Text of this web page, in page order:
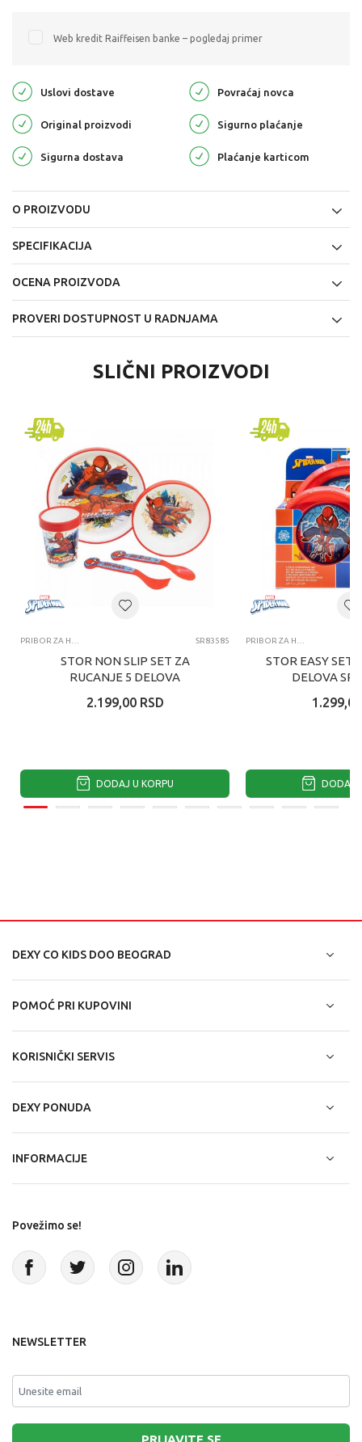
Web kredit Raiffeisen banke – pogledaj primer
Uslovi dostave Povraćaj novca
Original proizvodi Sigurno plaćanje
Sigurna dostava Plaćanje karticom
O PROIZVODU
SPECIFIKACIJA
OCENA PROIZVODA
PROVERI DOSTUPNOST U RADNJAMA
SLIČNI PROIZVODI
PRIBOR ZA HRANJENJE SR83585
STOR NON SLIP SET ZA
RUCANJE 5 DELOVA
2.199,00 RSD
DODAJ U KORPU
PRIBOR ZA HRANJENJE
STOR EASY SET
DELOVA
1.299,00
DODAJ
DEXY CO KIDS DOO BEOGRAD
POMOĆ PRI KUPOVINI
KORISNIČKI SERVIS
DEXY PONUDA
INFORMACIJE
Povežimo se!
NEWSLETTER